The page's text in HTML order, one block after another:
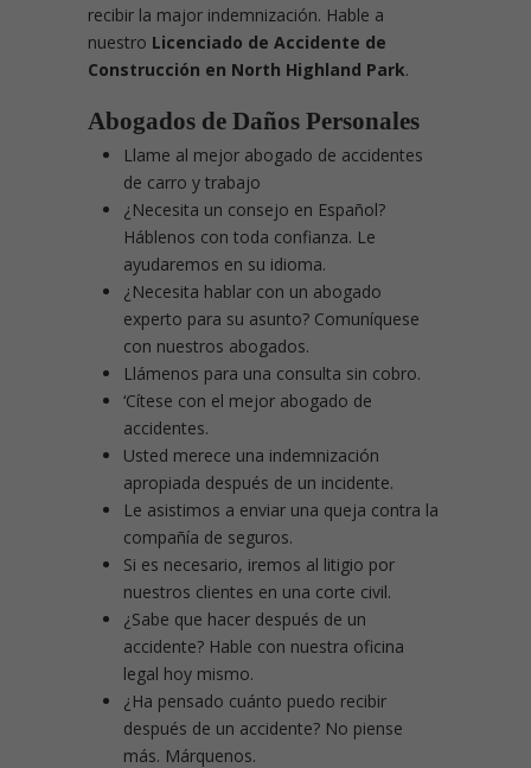
recibir la major indemnización. Hable a
nuestro Licenciado de Accidente de
Construcción en North Highland Park.
Abogados de Daños Personales
Llame al mejor abogado de accidentes
de carro y trabajo
¿Necesita un consejo en Español?
Háblenos con toda confianza. Le
ayudaremos en su idioma.
¿Necesita hablar con un abogado
experto para su asunto? Comuníquese
con nuestros abogados.
Llámenos para una consulta sin cobro.
‘Cítese con el mejor abogado de
accidentes.
Usted merece una indemnización
apropiada después de un incidente.
Le asistimos a enviar una queja contra la
compañía de seguros.
Si es necesario, iremos al litigio por
nuestros clientes en una corte civil.
¿Sabe que hacer después de un
accidente? Hable con nuestra oficina
legal hoy mismo.
¿Ha pensado cuánto puedo recibir
después de un accidente? No piense
más. Márquenos.